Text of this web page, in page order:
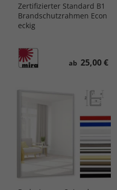
Zertifizierter Standard B1
Brandschutzrahmen Econ
eckig
ab 25,00 €